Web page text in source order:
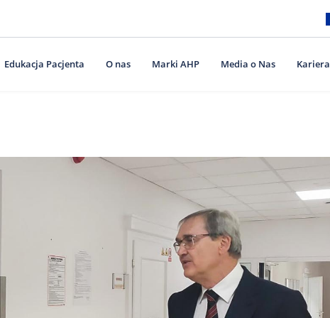
Edukacja Pacjenta O nas Marki AHP Media o Nas Kariera